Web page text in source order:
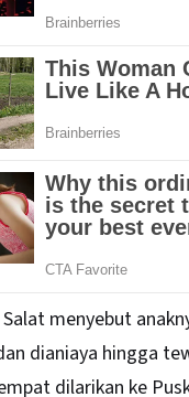
menyebut
dianiaya hingga
dilarikan ke